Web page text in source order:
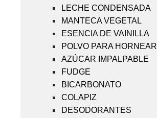
LECHE CONDENSADA
MANTECA VEGETAL
ESENCIA DE VAINILLA
POLVO PARA HORNEAR
AZÚCAR IMPALPABLE
FUDGE
BICARBONATO
COLAPIZ
DESODORANTES